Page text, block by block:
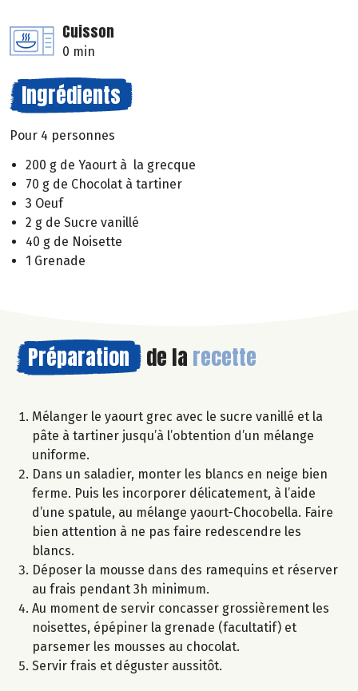
Cuisson
0 min
Ingrédients
Pour 4 personnes
200 g de Yaourt à la grecque
70 g de Chocolat à tartiner
3 Oeuf
2 g de Sucre vanillé
40 g de Noisette
1 Grenade
Préparation de la recette
Mélanger le yaourt grec avec le sucre vanillé et la
pâte à tartiner jusqu’à l’obtention d’un mélange
uniforme.
Dans un saladier, monter les blancs en neige bien
ferme. Puis les incorporer délicatement, à l’aide
d’une spatule, au mélange yaourt-Chocobella. Faire
bien attention à ne pas faire redescendre les
blancs.
Déposer la mousse dans des ramequins et réserver
au frais pendant 3h minimum.
Au moment de servir concasser grossièrement les
noisettes, épépiner la grenade (facultatif) et
parsemer les mousses au chocolat.
Servir frais et déguster aussitôt.